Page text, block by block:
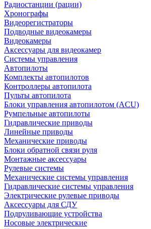
Радиостанции (рации)
Хронографы
Видеорегистраторы
Подводные видеокамеры
Видеокамеры
Аксессуары для видеокамер
Системы управления
Автопилоты
Комплекты автопилотов
Контроллеры автопилота
Пульты автопилота
Блоки управления автопилотом (ACU)
Румпельные автопилоты
Гидравлические приводы
Линейные приводы
Механические приводы
Блоки обратной связи руля
Монтажные аксессуары
Рулевые системы
Механические системы управления
Гидравлические системы управления
Электрические рулевые приводы
Аксессуары для СДУ
Подруливающие устройства
Носовые электрические